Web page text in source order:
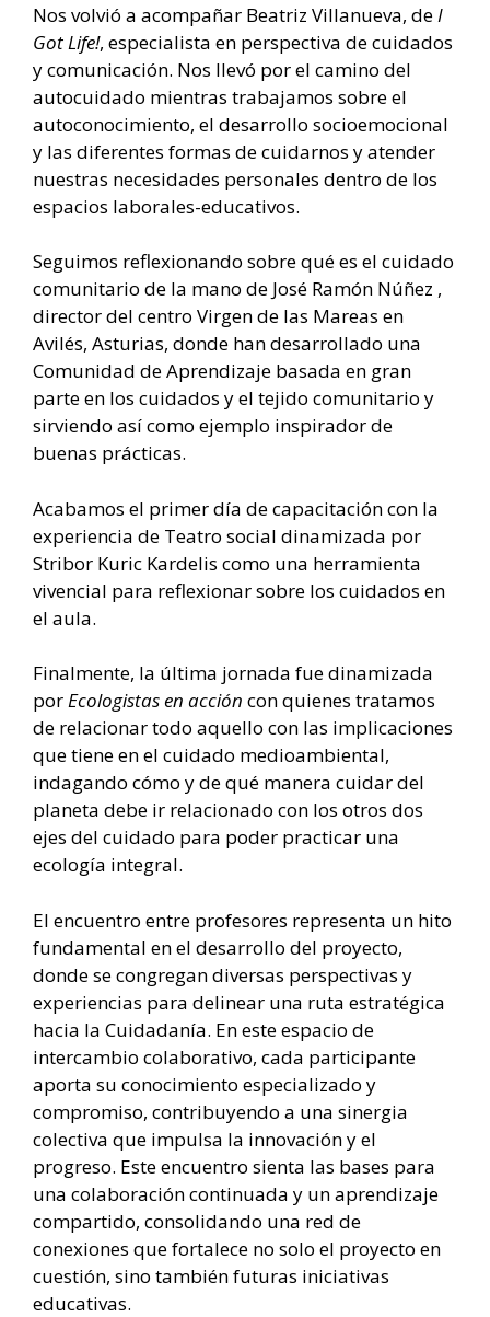
Nos volvió a acompañar Beatriz Villanueva, deI
Got Life!, especialista en perspectiva de cuidados
y comunicación. Nos llevó por el camino del
autocuidado mientras trabajamos sobre el
autoconocimiento, el desarrollo socioemocional
y las diferentes formas de cuidarnos y atender
nuestras necesidades personales dentro de los
espacios laborales-educativos.
Seguimos reflexionando sobre qué es el cuidado
comunitario de la mano de José Ramón Núñez ,
director del centro Virgen de las Mareas en
Avilés, Asturias, donde han desarrollado una
Comunidad de Aprendizaje basada en gran
parte en los cuidados y el tejido comunitario y
sirviendo así como ejemplo inspirador de
buenas prácticas.
Acabamos el primer día de capacitación con la
experiencia de Teatro social dinamizada por
Stribor Kuric Kardelis como una herramienta
vivencial para reflexionar sobre los cuidados en
el aula.
Finalmente, la última jornada fue dinamizada
porEcologistas en acción con quienes tratamos
de relacionar todo aquello con las implicaciones
que tiene en el cuidado medioambiental,
indagando cómo y de qué manera cuidar del
planeta debe ir relacionado con los otros dos
ejes del cuidado para poder practicar una
ecología integral.
El encuentro entre profesores representa un hito
fundamental en el desarrollo del proyecto,
donde se congregan diversas perspectivas y
experiencias para delinear una ruta estratégica
hacia la Cuidadanía. En este espacio de
intercambio colaborativo, cada participante
aporta su conocimiento especializado y
compromiso, contribuyendo a una sinergia
colectiva que impulsa la innovación y el
progreso. Este encuentro sienta las bases para
una colaboración continuada y un aprendizaje
compartido, consolidando una red de
conexiones que fortalece no solo el proyecto en
cuestión, sino también futuras iniciativas
educativas.